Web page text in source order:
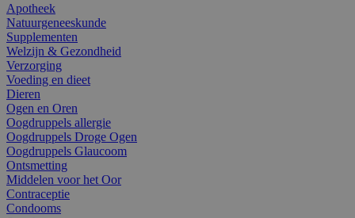
Apotheek
Natuurgeneeskunde
Supplementen
Welzijn & Gezondheid
Verzorging
Voeding en dieet
Dieren
Ogen en Oren
Oogdruppels allergie
Oogdruppels Droge Ogen
Oogdruppels Glaucoom
Ontsmetting
Middelen voor het Oor
Contraceptie
Condooms